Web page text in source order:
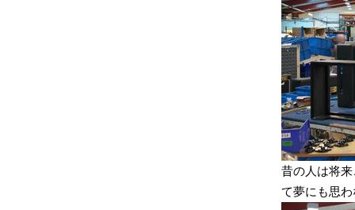
昔の人は将
て夢にも思